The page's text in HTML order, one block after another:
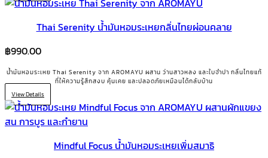
Thai Serenity น้ำมันหอมระเหยกลิ่นไทยผ่อนคลาย
฿990.00
น้ำมันหอมระเหย Thai Serenity จาก AROMAYU ผสาน ว่านสาวหลง และใบจำปา กลิ่นไทยแท้
ที่ให้ความรู้สึกสงบ คุ้นเคย และปลอดภัยเหมือนได้กลับบ้าน
View Details
Mindful Focus น้ำมันหอมระเหยเพิ่มสมาธิ